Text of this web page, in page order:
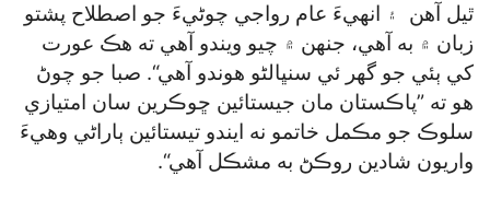
ٿيل آهن ۽ انهيءَ عام رواجي چوڻيءَ جو اصطلاح پشتو
زبان ۾ به آهي، جنهن ۾ چيو ويندو آهي ته هڪ عورت
کي ٻئي جو گھر ئي سنڀالڻو هوندو آهي“. صبا جو چوڻ
هو ته ”پاڪستان مان جيستائين ڇوڪرين سان امتيازي
سلوڪ جو مڪمل خاتمو نه ايندو تيستائين ٻاراڻي وهيءَ
واريون شادين روڪڻ به مشڪل آهي“.